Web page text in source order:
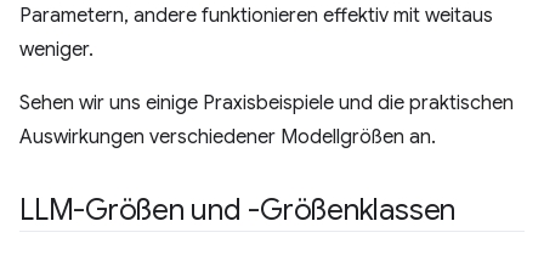
Parametern, andere funktionieren effektiv mit weitaus
weniger.
Sehen wir uns einige Praxisbeispiele und die praktischen
Auswirkungen verschiedener Modellgrößen an.
LLM-Größen und -Größenklassen